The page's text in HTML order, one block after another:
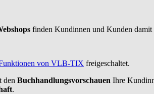
finden Kundinnen und Kunden
von VLB-TIX freigeschaltet.
den Buchhandlungsvorschauen Ihre
.